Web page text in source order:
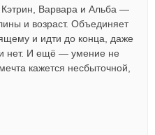
Кэтрин, Варвара и Альба —
и возраст. Объединяет
и идти до конца, даже
нет. И ещё — умение не
кажется несбыточной,